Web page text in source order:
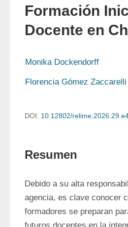
Formación
Docente en
Monika Dockendorff
Florencia Gómez Zaccarelli
DOI: 10.12802/
Resumen
Debido a su alta
agencia, es clave conocer
formadores se preparan